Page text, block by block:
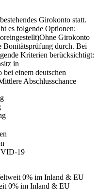
Girokonto statt.
es folgende Optionen:
Ohne Girokonto
Bonitätsprüfung durch. Bei
Kriterien berücksichtigt:
in
bei einem deutschen
Abschlusschance
19
0% im Inland & EU
0% im Inland & EU